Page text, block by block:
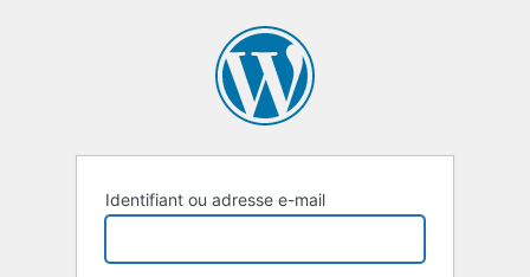
Identifiant ou adresse e-mail